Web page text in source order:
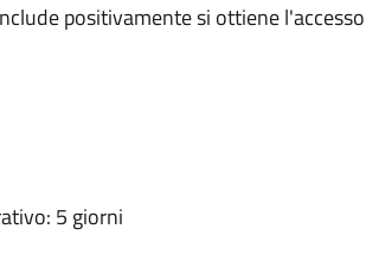
positivamente si ottiene
5 giorni